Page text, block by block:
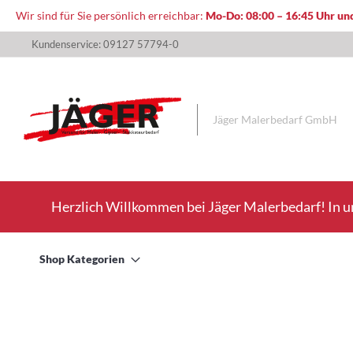
Wir sind für Sie persönlich erreichbar: Mo-Do: 08:00 – 16:45 Uhr
zum
Kundenservice: 09127 57794-0
Jäger Malerbedarf GmbH
Herzlich Willkommen bei Jäger Malerbedarf! In
Shop Kategorien